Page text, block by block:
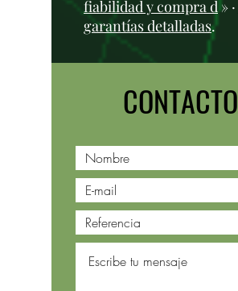
fiabilidad y compra d» ·
garantías detalladas.
CONTACTO